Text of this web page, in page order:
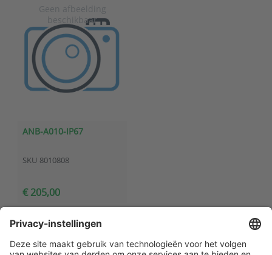
ANB-A010-IP67
SKU 8010808
€ 205,00
Klantenservice